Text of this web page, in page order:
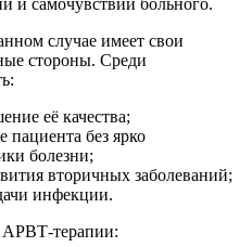
и самочувствии больного.
случае имеет свои
стороны. Среди
её качества;
пациента без ярко
болезни;
вторичных заболеваний;
инфекции.
АРВТ-терапии: